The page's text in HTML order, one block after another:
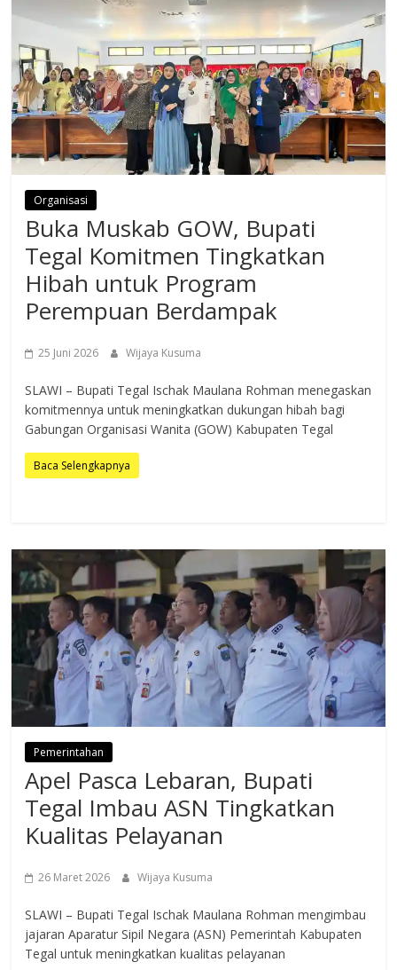
Organisasi
Buka Muskab GOW, Bupati
Tegal Komitmen Tingkatkan
Hibah untuk Program
Perempuan Berdampak
25 Juni 2026 Wijaya Kusuma
SLAWI – Bupati Tegal Ischak Maulana Rohman menegaskan
komitmennya untuk meningkatkan dukungan hibah bagi
Gabungan Organisasi Wanita (GOW) Kabupaten Tegal
Baca Selengkapnya
Pemerintahan
Apel Pasca Lebaran, Bupati
Tegal Imbau ASN Tingkatkan
Kualitas Pelayanan
26 Maret 2026 Wijaya Kusuma
SLAWI – Bupati Tegal Ischak Maulana Rohman mengimbau
jajaran Aparatur Sipil Negara (ASN) Pemerintah Kabupaten
Tegal untuk meningkatkan kualitas pelayanan